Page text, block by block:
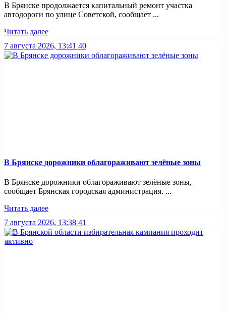
В Брянске продолжается капитальный ремонт участка
автодороги по улице Советской, сообщает ...
Читать далее
7 августа 2026, 13:41 40
В Брянске дорожники облагораживают зелёные зоны
В Брянске дорожники облагораживают зелёные зоны,
сообщает Брянская городская администрация. ...
Читать далее
7 августа 2026, 13:38 41